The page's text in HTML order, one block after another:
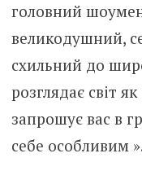
головний
великодушний,
схильний до
розглядає світ
запрошує вас в
себе особливим